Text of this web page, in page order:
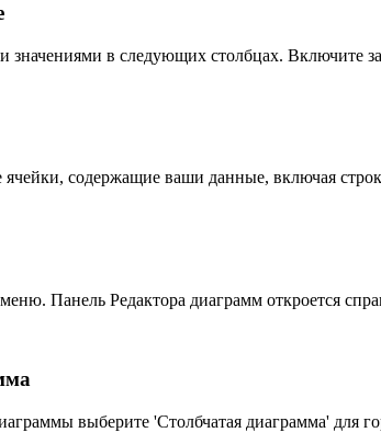
значениями в следующих столбцах. Включите
содержащие ваши данные, включая
Панель Редактора диаграмм откроется
выберите 'Столбчатая диаграмма' для